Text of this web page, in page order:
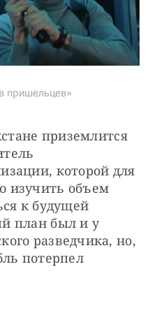
пришельцев»
приземлится
которой для
изучить объем
к будущей
план был и у
разведчика, но,
потерпел